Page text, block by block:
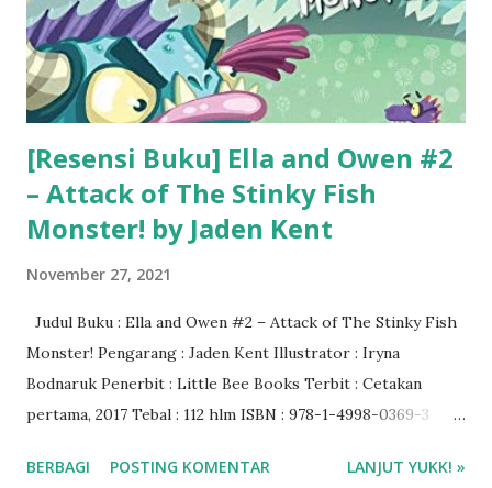
[Resensi Buku] Ella and Owen #2
– Attack of The Stinky Fish
Monster! by Jaden Kent
November 27, 2021
Judul Buku : Ella and Owen #2 – Attack of The Stinky Fish
Monster! Pengarang : Jaden Kent Illustrator : Iryna
Bodnaruk Penerbit : Little Bee Books Terbit : Cetakan
pertama, 2017 Tebal : 112 hlm ISBN : 978-1-4998-0369-3
US Beli buku di BBW Tokopedia ❤️❤️❤️
BERBAGI POSTING KOMENTAR LANJUT YUKK! »